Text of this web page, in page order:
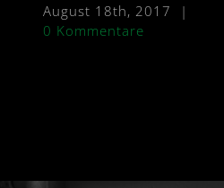
August 18th, 2017
|
0 Kommentare